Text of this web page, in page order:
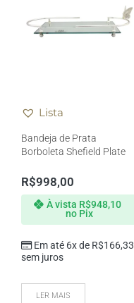
Lista
Bandeja de Prata
Borboleta Shefield Plate
R$998,00
Em até 6x de R$166,33
sem juros
À vista R$948,10
no Pix
LER MAIS